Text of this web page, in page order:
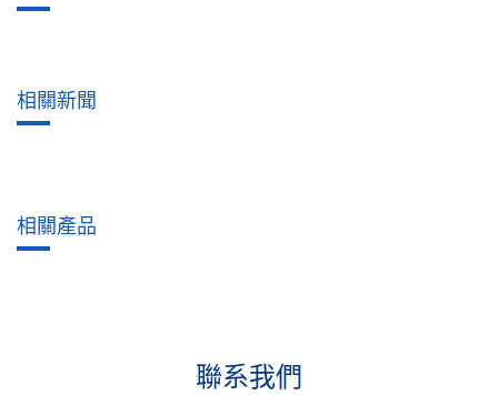
相關新聞
相關產品
聯系我們